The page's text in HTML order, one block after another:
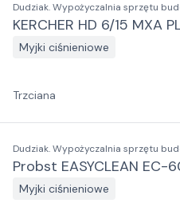
Dudziak. Wypożyczalnia sprzętu
KERCHER HD 6/15 MXA
Myjki ciśnieniowe
Trzciana
Dudziak. Wypożyczalnia sprzętu
Probst EASYCLEAN EC-
Myjki ciśnieniowe